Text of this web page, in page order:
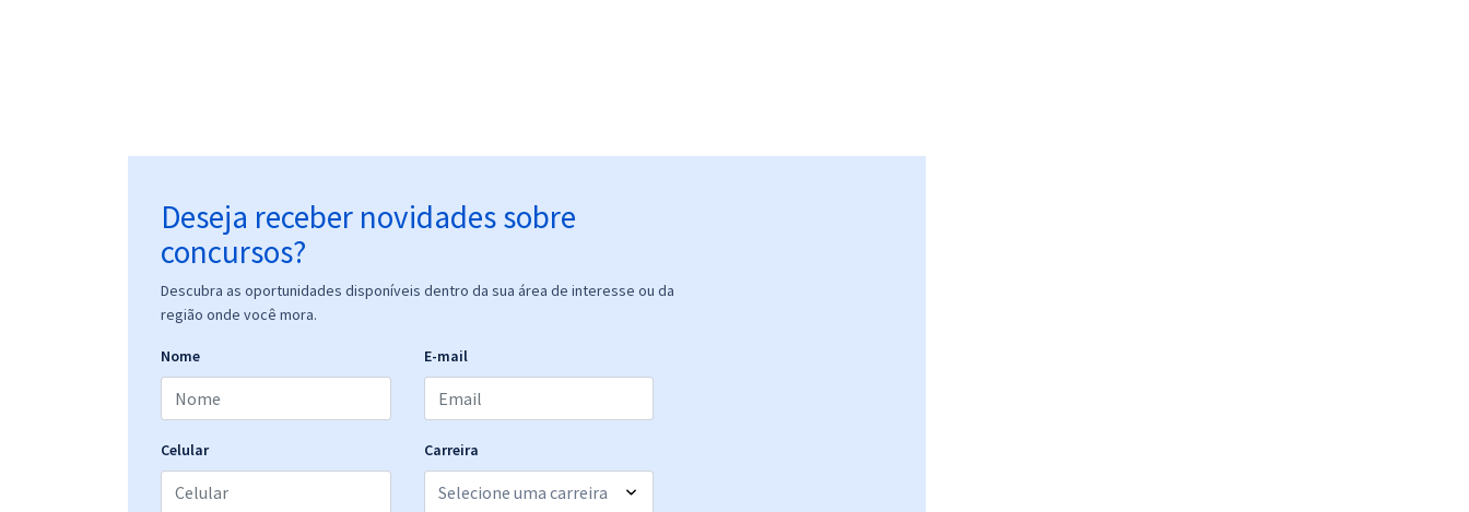
Deseja receber novidades sobre
concursos?
Descubra as oportunidades disponíveis dentro da sua área de interesse ou da
região onde você mora.
Nome E-mail
Celular Carreira